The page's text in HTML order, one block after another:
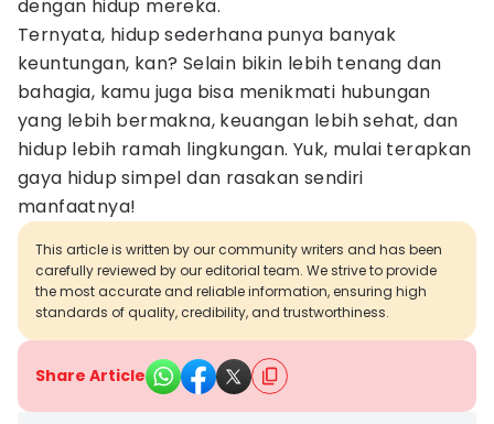
dengan hidup mereka.
Ternyata, hidup sederhana punya banyak
keuntungan, kan? Selain bikin lebih tenang dan
bahagia, kamu juga bisa menikmati hubungan
yang lebih bermakna, keuangan lebih sehat, dan
hidup lebih ramah lingkungan. Yuk, mulai terapkan
gaya hidup simpel dan rasakan sendiri
manfaatnya!
This article is written by our community writers and has been
carefully reviewed by our editorial team. We strive to provide
the most accurate and reliable information, ensuring high
standards of quality, credibility, and trustworthiness.
Share Article